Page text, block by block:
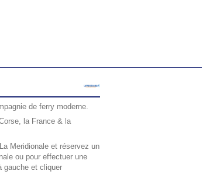
de ferry moderne.
la France & la
Meridionale et réservez un
ou pour effectuer une
gauche et cliquer